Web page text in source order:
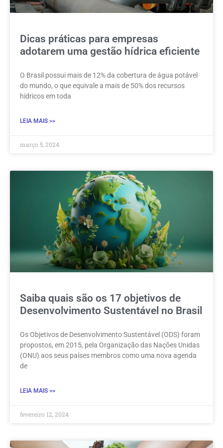
Dicas práticas para empresas
adotarem uma gestão hídrica eficiente
O Brasil possui mais de 12% da cobertura de água potável
do mundo, o que equivale a mais de 50% dos recursos
hídricos em toda
LEIA MAIS >>
março 5, 2024
Saiba quais são os 17 objetivos de
Desenvolvimento Sustentável no Brasil
Os Objetivos de Desenvolvimento Sustentável (ODS) foram
propostos, em 2015, pela Organização das Nações Unidas
(ONU) aos seus países membros como uma nova agenda
de
LEIA MAIS >>
fevereiro 12, 2024